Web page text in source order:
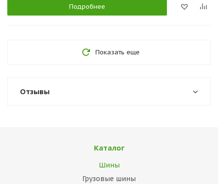
Подробнее
Показать еще
Отзывы
Каталог
Шины
Грузовые шины